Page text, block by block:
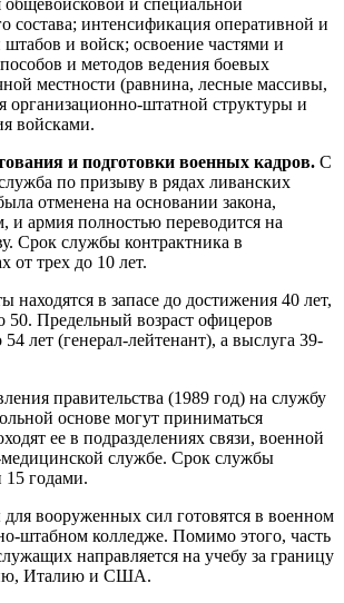
и специальной
состава; интенсификация оперативной и
и войск; освоение частями и
и методов ведения боевых
местности (равнина, лесные массивы,
организационно-штатной структуры и
войсками.
и подготовки военных кадров. С
по призыву в рядах ливанских
отменена на основании закона,
и армия полностью переводится на
Срок службы контрактника в
от трех до 10 лет.
находятся в запасе до достижения 40 лет,
50. Предельный возраст офицеров
54 лет (генерал-лейтенант), а выслуга 39-
правительства (1989 год) на службу
основе могут приниматься
ее в подразделениях связи, военной
службе. Срок службы
годами.
вооруженных сил готовятся в военном
штабном колледже. Помимо этого, часть
направляется на учебу за границу
Италию и США.